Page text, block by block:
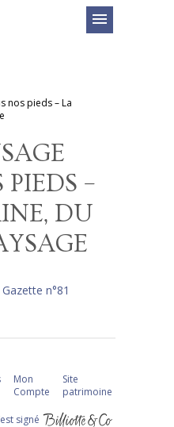
menu
nos pieds – La
PIEDS –
DU
Gazette n°81
Mon
Compte
Site
patrimoine
signé